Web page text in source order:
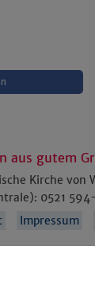
aus gutem
Kirche von
0521
Impressum